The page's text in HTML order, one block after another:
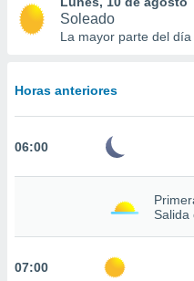
y
digital
permite
coste.
Soleado
La mayor parte del día
Horas anteriores
06:00
Salida
07:00